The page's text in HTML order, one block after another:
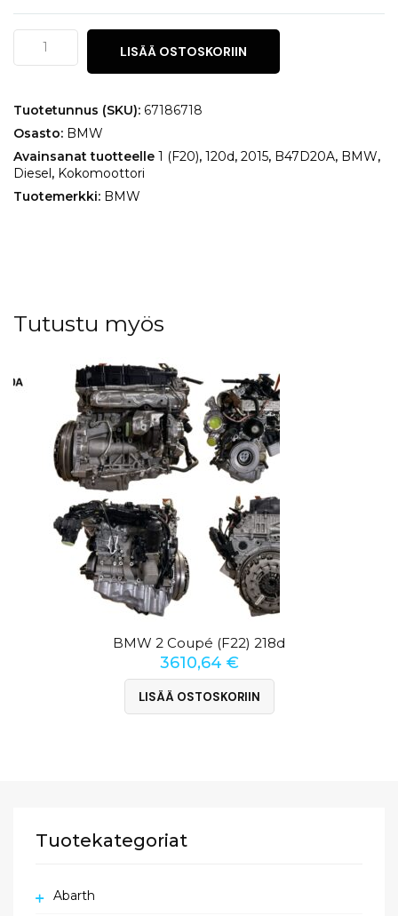
BMW
(F20)
määrä
LISÄÄ OSTOSKORIIN
Tuotetunnus (SKU): 67186718
Osasto: BMW
Avainsanat tuotteelle 1 (F20), 120d, 2015, B47D20A, BMW,
Diesel, Kokomoottori
Tuotemerkki: BMW
Tutustu myös
BMW 2 Coupé (F22) 218d
3610,64 €
LISÄÄ OSTOSKORIIN
Tuotekategoriat
Abarth